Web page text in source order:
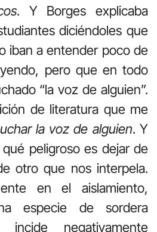
. Y Borges explicaba
diciéndoles que
iban a entender poco de
pero que en todo
“la voz de alguien”.
de literatura que me
la voz de alguien. Y
peligroso es dejar de
otro que nos interpela.
en el aislamiento,
especie de sordera
incide negativamente